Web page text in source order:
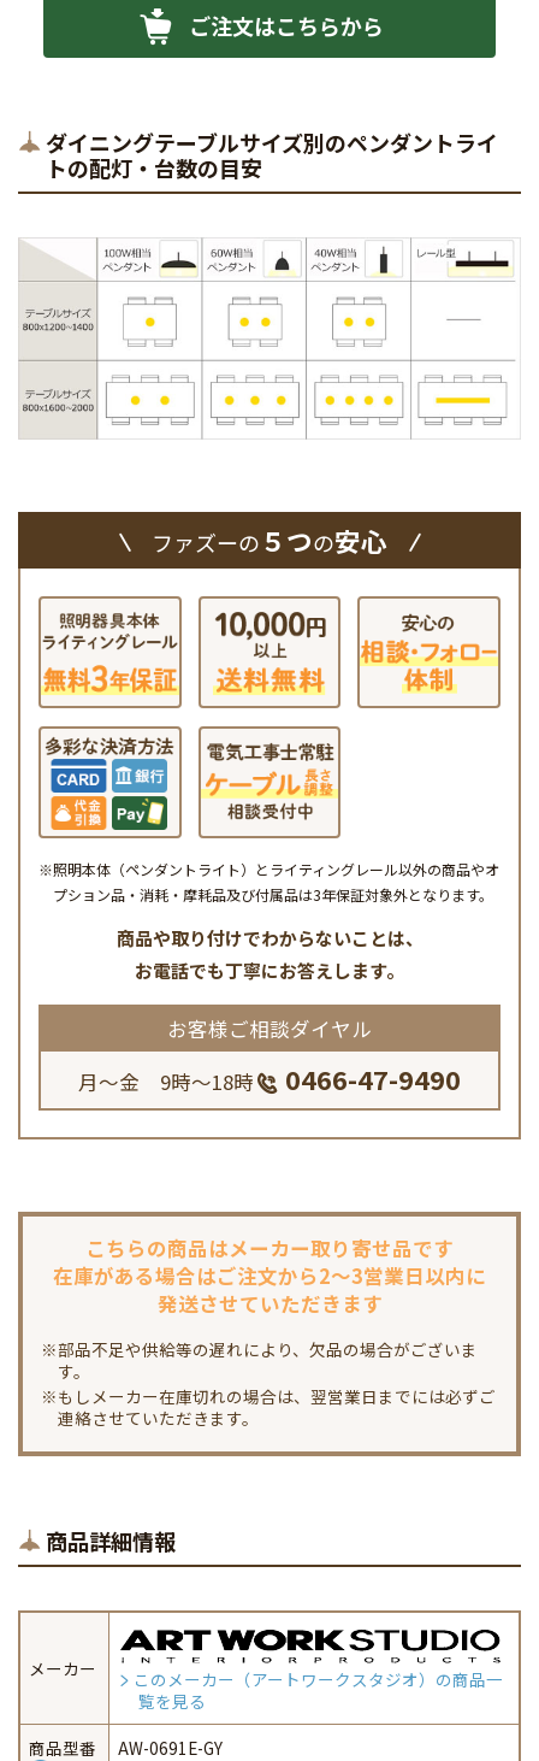
ご注文はこちらから
ダイニングテーブルサイズ別のペンダントライ
トの配灯・台数の目安
ファズーの５つの安心
※照明本体（ペンダントライト）とライティングレール以外の商品やオ
プション品・消耗・摩耗品及び付属品は3年保証対象外となります。
商品や取り付けでわからないことは、
お電話でも丁寧にお答えします。
お客様ご相談ダイヤル
月～金 9時～18時
0466-47-9490
こちらの商品はメーカー取り寄せ品です
在庫がある場合はご注文から2～3営業日以内に
発送させていただきます
※部品不足や供給等の遅れにより、欠品の場合がございま
す。
※もしメーカー在庫切れの場合は、翌営業日までには必ずご
連絡させていただきます。
商品詳細情報
メーカー
このメーカー（アートワークスタジオ）の商品一
覧を見る
商品型番
AW-0691E-GY